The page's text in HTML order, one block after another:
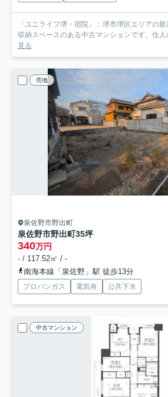
「ユニライフ堺・宿院」：堺市堺区エリアの
収納スペースのある中古マンションです。住
見る
売地
泉佐野市野出町
泉佐野市野出町35坪
340万円
- / 117.52㎡ / -
南海本線「泉佐野」駅 徒歩13分
プロパンガス 電気有 公共下水
中古マンション